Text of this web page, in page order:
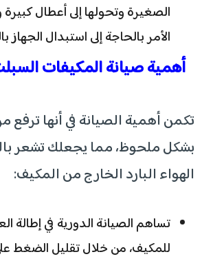
الصغيرة وتحولها إلى أعطال
الأمر بالحاجة إلى استبدال الجهاز
أهمية صيانة المكيفات
تكمن أهمية الصيانة في أنها ترفع
بشكل ملحوظ، مما يجعلك تشعر
الهواء البارد الخارج من المكيف:
تساهم الصيانة الدورية في إطالة
للمكيف، من خلال تقليل الضغط